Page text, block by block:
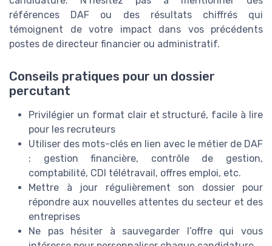
références DAF ou des résultats chiffrés qui
témoignent de votre impact dans vos précédents
postes de directeur financier ou administratif.
Conseils pratiques pour un dossier
percutant
Privilégier un format clair et structuré, facile à lire
pour les recruteurs
Utiliser des mots-clés en lien avec le métier de DAF
: gestion financière, contrôle de gestion,
comptabilité, CDI télétravail, offres emploi, etc.
Mettre à jour régulièrement son dossier pour
répondre aux nouvelles attentes du secteur et des
entreprises
Ne pas hésiter à sauvegarder l’offre qui vous